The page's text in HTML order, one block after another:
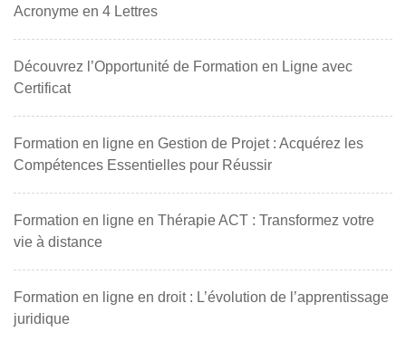
Acronyme en 4 Lettres
Découvrez l’Opportunité de Formation en Ligne avec
Certificat
Formation en ligne en Gestion de Projet : Acquérez les
Compétences Essentielles pour Réussir
Formation en ligne en Thérapie ACT : Transformez votre
vie à distance
Formation en ligne en droit : L’évolution de l’apprentissage
juridique